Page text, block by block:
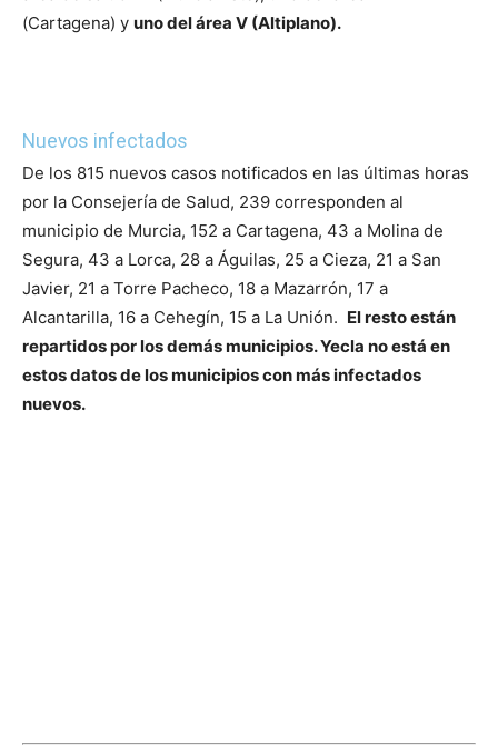
(Cartagena) y uno del área V (Altiplano).
Nuevos infectados
De los 815 nuevos casos notificados en las últimas horas
por la Consejería de Salud, 239 corresponden al
municipio de Murcia, 152 a Cartagena, 43 a Molina de
Segura, 43 a Lorca, 28 a Águilas, 25 a Cieza, 21 a San
Javier, 21 a Torre Pacheco, 18 a Mazarrón, 17 a
Alcantarilla, 16 a Cehegín, 15 a La Unión. El resto están
repartidos por los demás municipios. Yecla no está en
estos datos de los municipios con más infectados
nuevos.